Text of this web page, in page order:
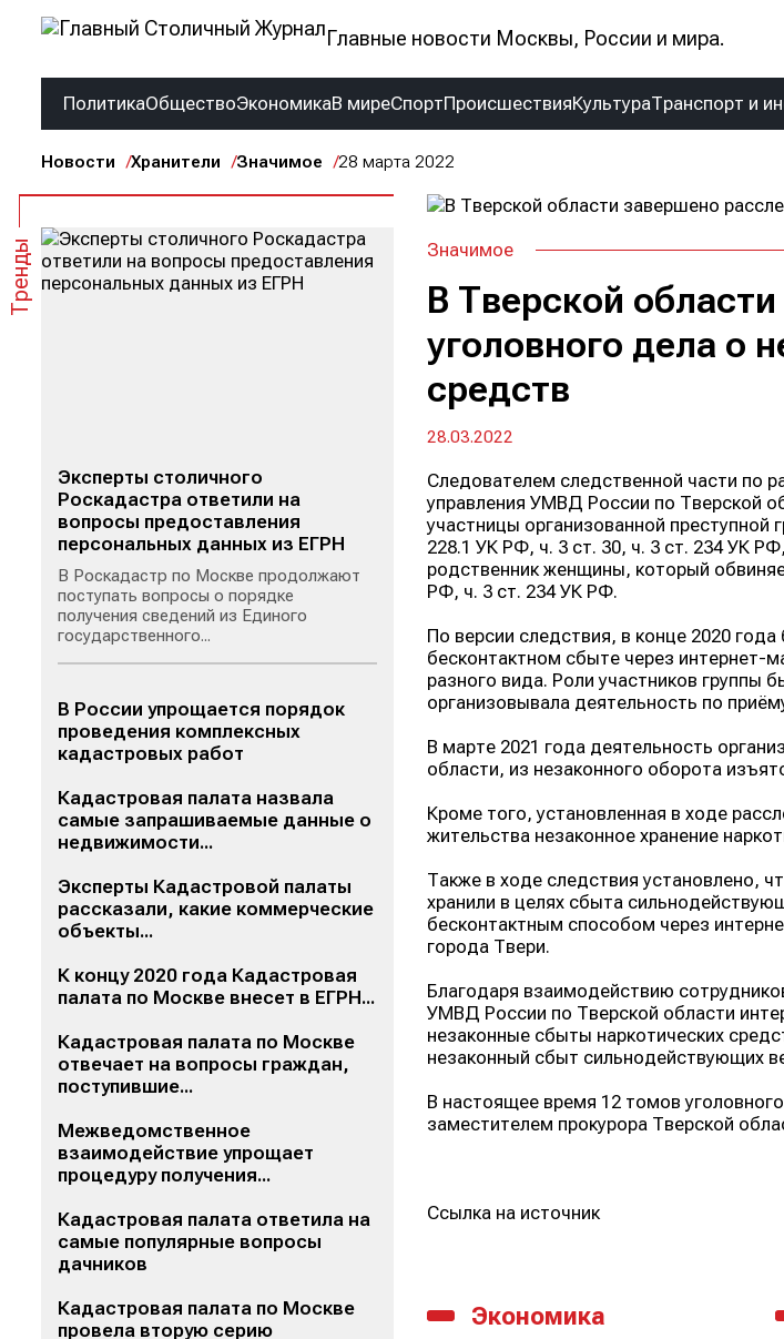
Главные новости Москвы, России и мира.
ПолитикаОбществоЭкономикаВ миреСпортПроисшествияКультураТранспорт и
Новости Хранители Значимое 28 марта 2022
Значимое
В Тверской
уголовного дела о
средств
28.03.2022
Следователем следственной части по
управления УМВД России по Тверской
участницы организованной преступной
228.1 УК РФ, ч. 3 ст. 30, ч. 3 ст. 234 УК
родственник женщины, который
РФ, ч. 3 ст. 234 УК РФ.
По версии следствия, в конце 2020
бесконтактном сбыте через интернет-
разного вида. Роли участников группы
организовывала деятельность по
В марте 2021 года деятельность
области, из незаконного оборота
Кроме того, установленная в ходе
жительства незаконное хранение
Также в ходе следствия установлено,
хранили в целях сбыта
бесконтактным способом через
города Твери.
Благодаря взаимодействию
УМВД России по Тверской области
незаконные сбыты наркотических
незаконный сбыт сильнодействующих
В настоящее время 12 томов
заместителем прокурора Тверской
Ссылка на источник
Экономика
Тренды
Эксперты столичного
Роскадастра ответили на
вопросы предоставления
персональных данных из ЕГРН
В Роскадастр по Москве продолжают
поступать вопросы о порядке
получения сведений из Единого
государственного...
В России упрощается порядок
проведения комплексных
кадастровых работ
Кадастровая палата назвала
самые запрашиваемые данные о
недвижимости...
Эксперты Кадастровой палаты
рассказали, какие коммерческие
объекты...
К концу 2020 года Кадастровая
палата по Москве внесет в ЕГРН...
Кадастровая палата по Москве
отвечает на вопросы граждан,
поступившие...
Межведомственное
взаимодействие упрощает
процедуру получения...
Кадастровая палата ответила на
самые популярные вопросы
дачников
Кадастровая палата по Москве
провела вторую серию